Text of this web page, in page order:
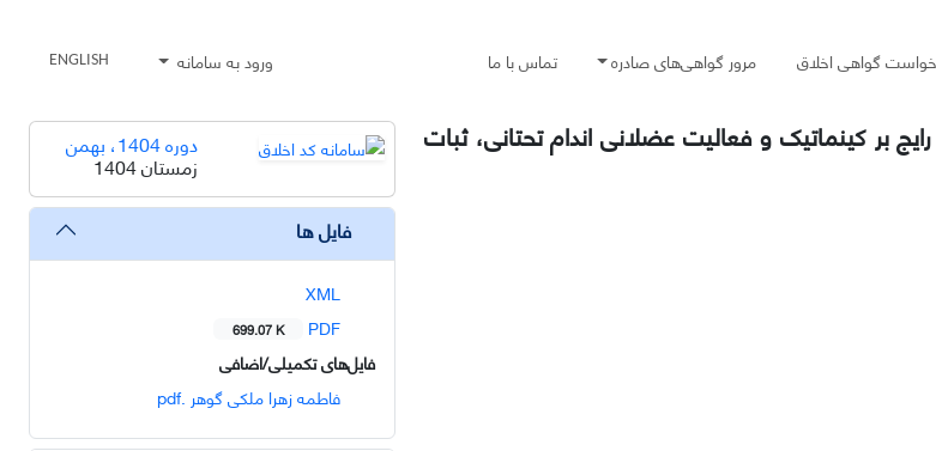
گواهی اخلاق مرور گواهی‌های صادره تماس با ما ورود به سامانه ENGLISH
بر کینماتیک و فعالیت عضلانی اندام تحتانی، ثبات دوره 1404، بهمن
زمستان 1404
فایل ها
XML
PDF
699.07 K
فایل‌های تکمیلی/اضافی
فاطمه زهرا ملکی گوهر .pdf